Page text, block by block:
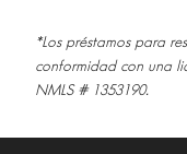
*Los préstamos para
conformidad con una
NMLS # 1353190.